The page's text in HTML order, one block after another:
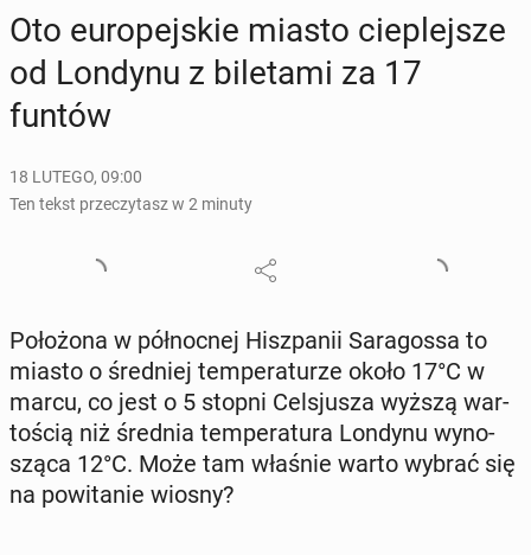
Oto eu­ro­pej­skie miasto cie­plej­sze
od Londynu z bi­le­ta­mi za 17
funtów
18 LUTEGO, 09:00
Ten tekst przeczytasz w 2 minuty
Po­ło­żo­na w pół­noc­nej Hisz­pa­nii Sa­ra­gos­sa to
miasto o śred­niej tem­pe­ra­tu­rze około 17°C w
marcu, co jest o 5 stopni Cel­sju­sza wyższą war­
to­ścią niż średnia tem­pe­ra­tu­ra Londynu wy­no­
szą­ca 12°C. Może tam właśnie warto wybrać się
na po­wi­ta­nie wiosny?